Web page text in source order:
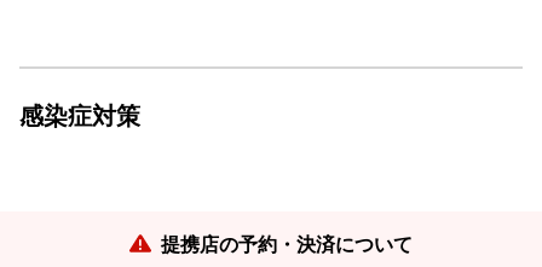
感染症対策
提携店の予約・決済について